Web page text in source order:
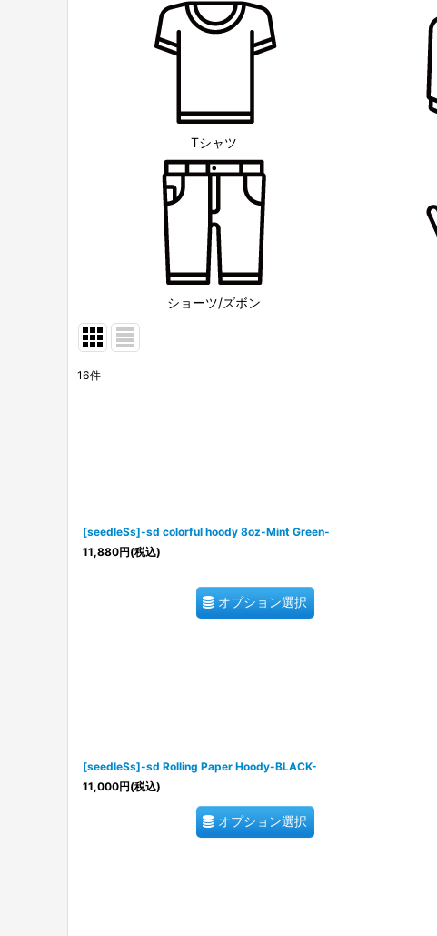
Tシャツ
ショーツ/ズボン
16件
[seedleSs]-sd colorful hoody 8oz-Mint Green-
11,880円(税込)
オプション選択
[seedleSs]-sd Rolling Paper Hoody-BLACK-
11,000円(税込)
オプション選択